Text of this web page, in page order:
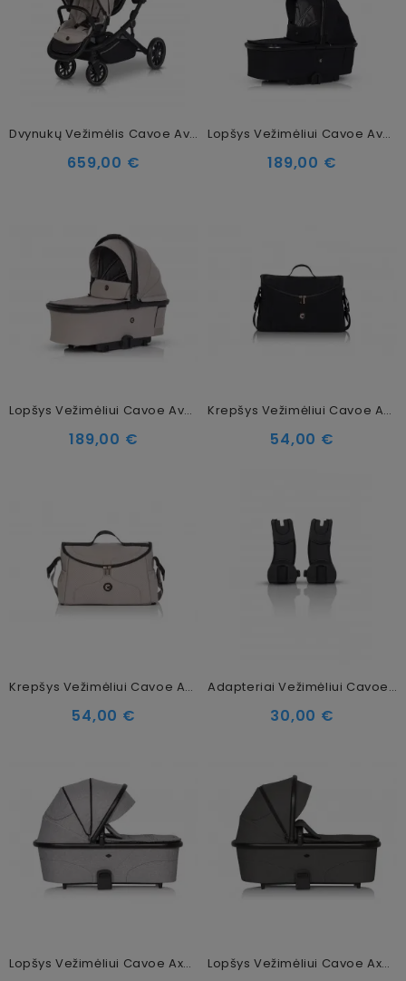
Dvynukų Vežimėlis Cavoe Avec Taupe
659,00 €
Lopšys Vežimėliui Cavoe Avec Meteorite
189,00 €
Lopšys Vežimėliui Cavoe Avec Taupe
189,00 €
Krepšys Vežimėliui Cavoe Avec Meteorite
54,00 €
Krepšys Vežimėliui Cavoe Avec Taupe
54,00 €
Adapteriai Vežimėliui Cavoe Avec
30,00 €
Lopšys Vežimėliui Cavoe Axo Comfort Frost Lopšys Vežimėliui Cavoe Axo Comfort Shadow